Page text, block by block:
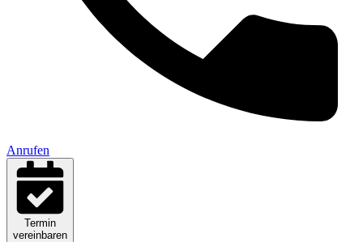
Anrufen
Termin
vereinbaren